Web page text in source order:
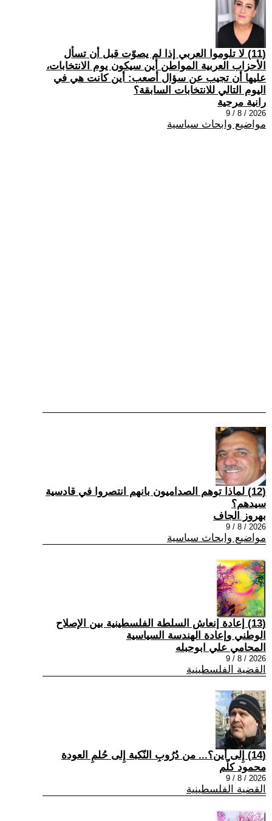
(11) لا تلوموا العربي إذا لم يصوّت قبل أن تسأل
الأحزاب العربية المواطن أين سيكون يوم الانتخابات،
عليها أن تجيب عن سؤال أصعب: أين كانت هي في
اليوم التالي للانتخابات السابقة؟
رانية مرجية
2026 / 8 / 9
مواضيع وابحاث سياسية
(12) ‏لماذا توهم الصداميون بانهم انتصروا في قادسية
سيدهم؟
بهروز الجاف
2026 / 8 / 9
مواضيع وابحاث سياسية
(13) إعادة إنعاش السلطة الفلسطينية بين الإصلاح
الوطني وإعادة الهندسة السياسية
المحامي علي ابوحبله
2026 / 8 / 9
القضية الفلسطينية
(14) إِلى أين؟... من دُرُوبِ النّكبة إِلى حُلمِ العودة
محمود كلّم
2026 / 8 / 9
القضية الفلسطينية